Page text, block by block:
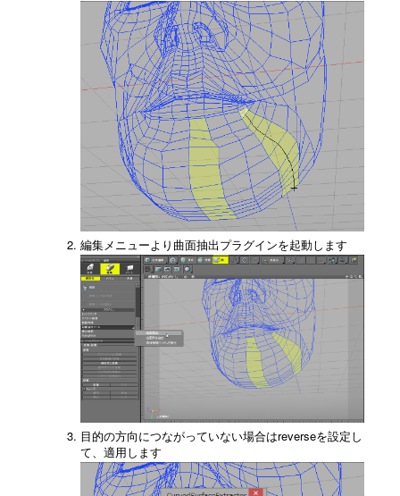
編集メニューより曲面抽出プラグインを起動します
目的の方向につながっていない場合はreverseを設定し
て、適用します